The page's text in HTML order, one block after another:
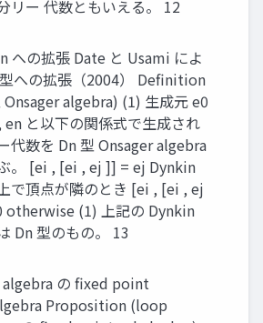
リー 代数ともいえる。 12
への拡張 Date と Usami によ
への拡張（2004） Definition
Onsager algebra) (1) 生成元 e0
en と以下の関係式で生成され
代数を Dn 型 Onsager algebra
。 [ei , [ei , ej ]] = ej Dynkin
で頂点が隣のとき [ei , [ei , ej
otherwise (1) 上記の Dynkin
Dn 型のもの。 13
の fixed point
Proposition (loop